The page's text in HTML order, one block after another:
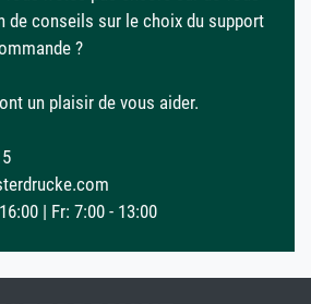
de conseils sur le choix du support
?
un plaisir de vous aider.
| Fr: 7:00 - 13:00